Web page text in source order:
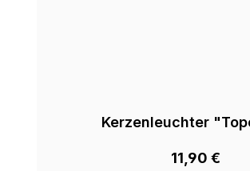
Kerzenleuchter
11,90 €